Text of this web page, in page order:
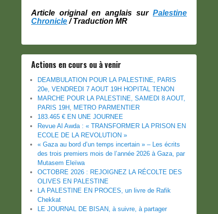
Article original en anglais sur Palestine
Chronicle / Traduction MR
Actions en cours ou à venir
DEAMBULATION POUR LA PALESTINE, PARIS
20e, VENDREDI 7 AOUT 19H HOPITAL TENON
MARCHE POUR LA PALESTINE, SAMEDI 8 AOUT,
PARIS 19H, METRO PARMENTIER
183.465 € EN UNE JOURNEE
Revue Al Awda : « TRANSFORMER LA PRISON EN
ECOLE DE LA REVOLUTION »
« Gaza au bord d’un temps incertain » – Les écrits
des trois premiers mois de l’année 2026 à Gaza, par
Mutasem Eleïwa
OCTOBRE 2026 : REJOIGNEZ LA RÉCOLTE DES
OLIVES EN PALESTINE
LA PALESTINE EN PROCES, un livre de Rafik
Chekkat
LE JOURNAL DE BISAN, à suivre, à partager